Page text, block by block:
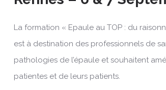
La formation « Epaule au TOP : du
est à destination des professionnels de
pathologies de l’épaule et souhaitent
patientes et de leurs patients.